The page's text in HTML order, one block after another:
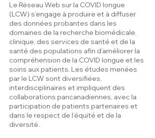
Le Réseau Web sur la COVID longue
(LCW) s’engage à produire et à diffuser
des données probantes dans les
domaines de la recherche biomédicale,
clinique, des services de santé et de la
santé des populations afin d’améliorer la
compréhension de la COVID longue et les
soins aux patients. Les études menées
par le LCW sont diversifiées,
interdisciplinaires et impliquent des
collaborations pancanadiennes, avec la
participation de patients partenaires et
dans le respect de l’équité et de la
diversité.